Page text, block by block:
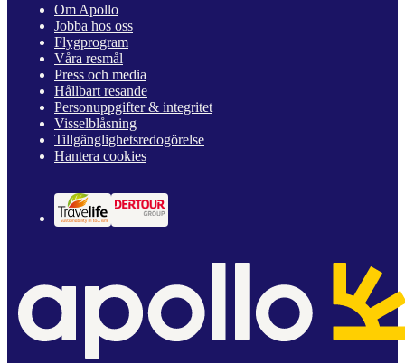
Om Apollo
Jobba hos oss
Flygprogram
Våra resmål
Press och media
Hållbart resande
Personuppgifter & integritet
Visselblåsning
Tillgänglighetsredogörelse
Hantera cookies